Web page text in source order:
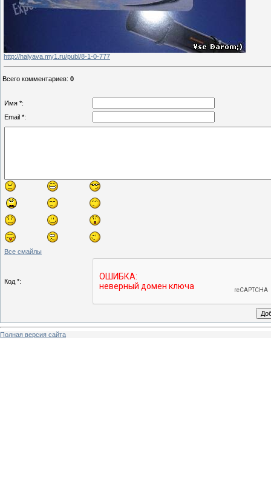
http://halyava.my1.ru/publ/8-1-0-777
Всего комментариев: 0
Имя *:
Email *:
Все смайлы
Код *:
Полная версия сайта